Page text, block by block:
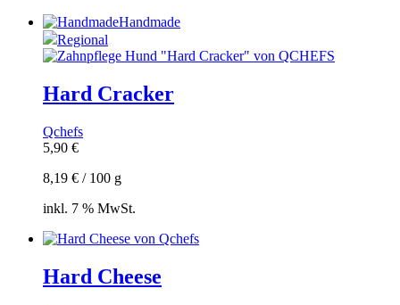
Handmade
Regional
Hard Cracker
Qchefs
5,90 €
8,19 € / 100 g
inkl. 7 % MwSt.
Hard Cheese